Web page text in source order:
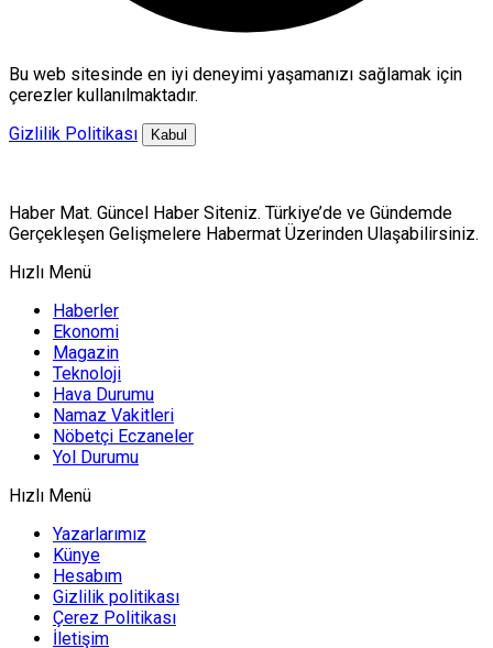
Bu web sitesinde en iyi deneyimi yaşamanızı sağlamak için
çerezler kullanılmaktadır.
Gizlilik Politikası
Kabul
Haber Mat. Güncel Haber Siteniz. Türkiye’de ve Gündemde
Gerçekleşen Gelişmelere Habermat Üzerinden Ulaşabilirsiniz.
Hızlı Menü
Haberler
Ekonomi
Magazin
Teknoloji
Hava Durumu
Namaz Vakitleri
Nöbetçi Eczaneler
Yol Durumu
Hızlı Menü
Yazarlarımız
Künye
Hesabım
Gizlilik politikası
Çerez Politikası
İletişim